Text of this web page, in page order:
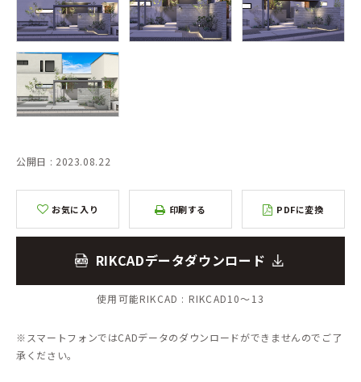
公開日 : 2023.08.22
お気に入り 印刷する PDFに変換
RIKCADデータダウンロード
使用可能RIKCAD : RIKCAD10～13
※スマートフォンではCADデータのダウンロードができませんのでご了
承ください。